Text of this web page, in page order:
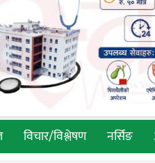
विचार/विश्लेषण नर्सिङ